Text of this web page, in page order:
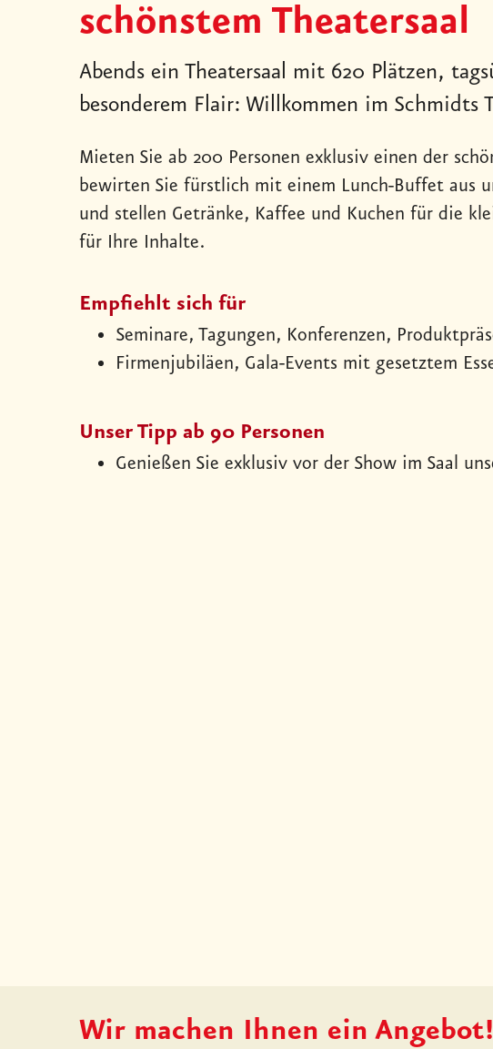
schönstem Theatersaal
Abends ein Theatersaal mit 620 Plätzen,
besonderem Flair: Willkommen im Schmidts
Mieten Sie ab 200 Personen exklusiv einen der
bewirten Sie fürstlich mit einem Lunch-Buffet aus
und stellen Getränke, Kaffee und Kuchen für die
für Ihre Inhalte.
Empfiehlt sich für
Seminare, Tagungen, Konferenzen,
Firmenjubiläen, Gala-Events mit gesetztem
Unser Tipp ab 90 Personen
Genießen Sie exklusiv vor der Show im Saal
Wir machen Ihnen ein Angebot!